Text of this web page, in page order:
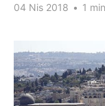
04 Nis 2018 • 1